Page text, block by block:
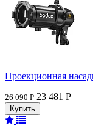
Проекционная
26 090 Р 23 481 Р